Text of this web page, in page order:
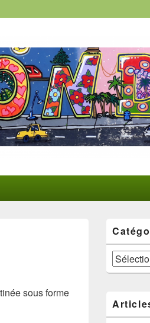
sous forme
principale
de
widget
pour
la
Catégories